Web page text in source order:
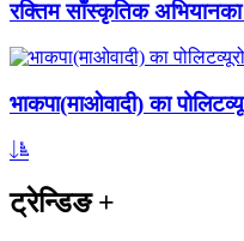
रक्तिम साँस्कृतिक अभियानका
भाकपा(माओवादी) का
ट्रेन्डिङ+